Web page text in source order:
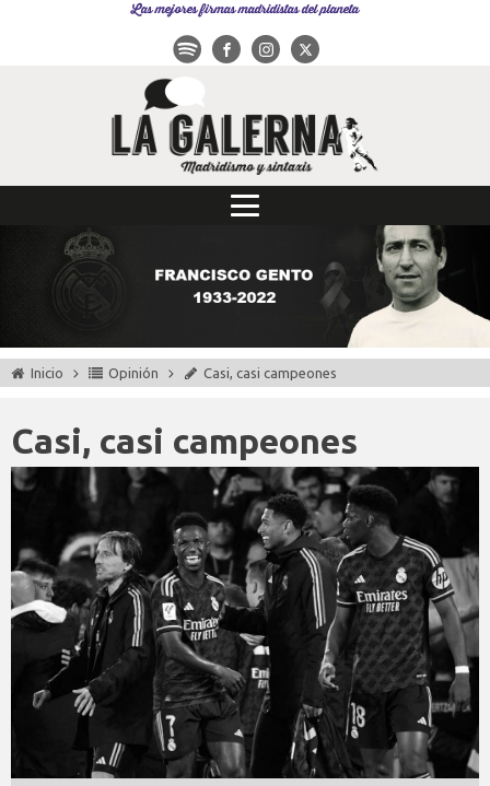
Las mejores firmas madridistas del planeta
Inicio Opinión Casi, casi campeones
Casi, casi campeones